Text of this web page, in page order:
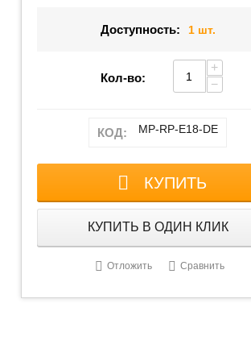
Доступность: 1 шт.
Кол-во:
+
−
КОД: MP-RP-E18-DE
КУПИТЬ
КУПИТЬ В ОДИН КЛИК
Отложить Сравнить